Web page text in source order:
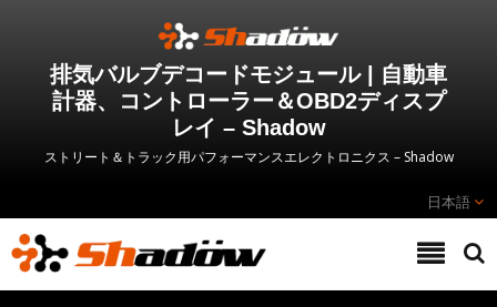
排気バルブデコードモジュール | 自動車
計器、コントローラー＆OBD2ディスプ
レイ – Shadow
ストリート＆トラック用パフォーマンスエレクトロニクス – Shadow
日本語